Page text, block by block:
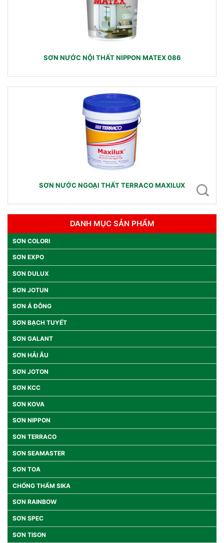
SƠN NƯỚC NỘI THẤT NIPPON MATEX 086
SƠN NƯỚC NGOẠI THẤT TERRACO MAXILUX
DANH MỤC SẢN PHẨM
SƠN COLORI
SƠN EXPO
SƠN DULUX
SƠN JOTUN
SƠN Á ĐÔNG
SƠN BẠCH TUYẾT
SƠN GALANT
SƠN HẢI ÂU
SƠN JOTON
SƠN KCC
SƠN KOVA
SƠN NIPPON
SƠN TERRACO
SƠN SEAMASTER
SƠN TOA
CHỐNG THẤM SIKA
SƠN RAINBOW
SƠN SPEC
SƠN TISON